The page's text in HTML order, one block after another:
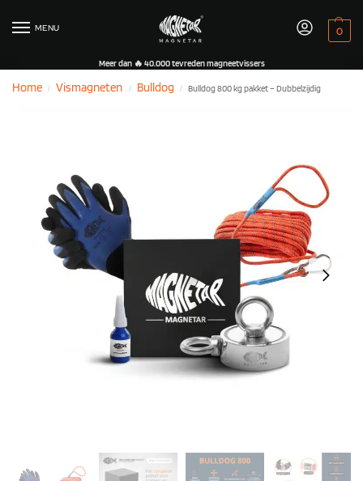
MENU 0
Meer dan 🔥 40.000 tevreden magneetvissers
Home / Vismagneten / Bulldog / Bulldog 800 kg pakket – Dubbelzijdig